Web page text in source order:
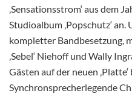
‚Sensationsstrom‘ aus dem
Studioalbum ‚Popschutz‘
kompletter Bandbesetzung,
‚Sebel‘ Niehoff und Wally
Gästen auf der neuen
Synchronsprecherlegende